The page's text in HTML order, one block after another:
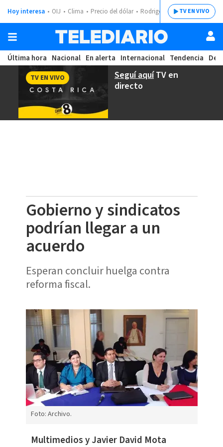
Hoy interesa OIJ Clima Precio del dólar Rodrigo ChavesTV EN VIVO
Última hora Nacional En alerta Internacional Tendencia
Seguí aquíTV en
directo
TV EN VIVO
Gobierno y sindicatos
podrían llegar a un
acuerdo
Esperan concluir huelga contra
reforma fiscal.
Foto: Archivo.
Multimedios y Javier David Mota